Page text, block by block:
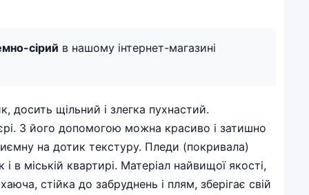
сірий в нашому інтернет-магазині
досить щільний і злегка пухнастий.
З його допомогою можна красиво і затишно
на дотик текстуру. Пледи (покривала)
в міській квартирі. Матеріал найвищої якості,
стійка до забруднень і плям, зберігає свій